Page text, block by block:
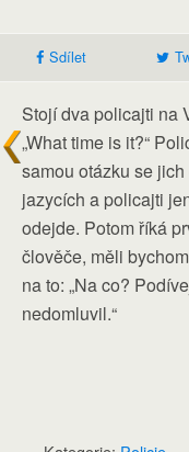
Sdílet
Stojí dva policajti na
„What time is it?“
samou otázku se
jazycích a policajti
odejde. Potom říká
člověče, měli
na to: „Na co?
nedomluvil.“